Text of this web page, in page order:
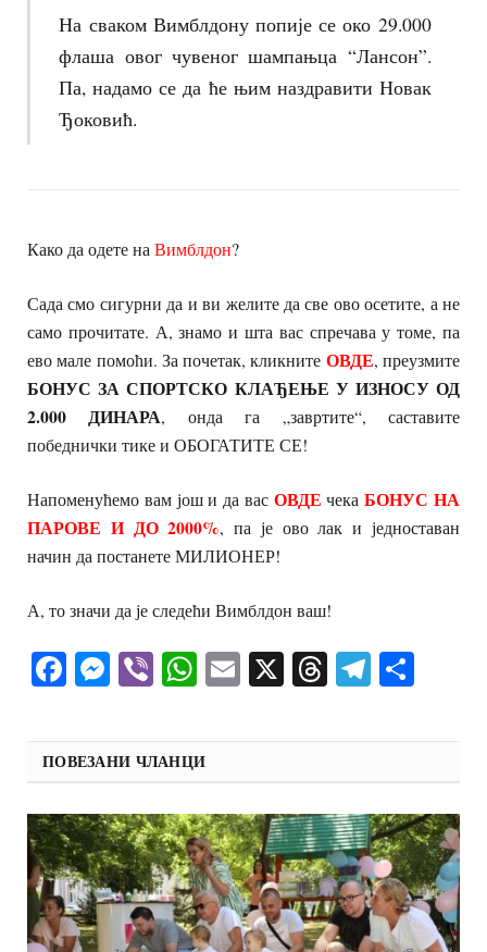
На сваком Вимблдону попије се око 29.000
флаша овог чувеног шампањца “Лансон”.
Па, надамо се да ће њим наздравити Новак
Ђоковић.
Како да одете на Вимблдон?
Сада смо сигурни да и ви желите да све ово осетите, а не
само прочитате. А, знамо и шта вас спречава у томе, па
ево мале помоћи. За почетак, кликните ОВДЕ, преузмите
БОНУС ЗА СПОРТСКО КЛАЂЕЊЕ У ИЗНОСУ ОД
2.000 ДИНАРА, онда га „завртите“, саставите
победнички тике и ОБОГАТИТЕ СЕ!
Напоменућемо вам још и да вас ОВДЕ чекаБОНУС НА
ПАРОВЕ И ДО 2000%, па је ово лак и једноставан
начин да постанете МИЛИОНЕР!
А, то значи да је следећи Вимблдон ваш!
Facebook
Messenger
ViberWhatsApp
Email
X Threads
ПОВЕЗАНИ ЧЛАНЦИ